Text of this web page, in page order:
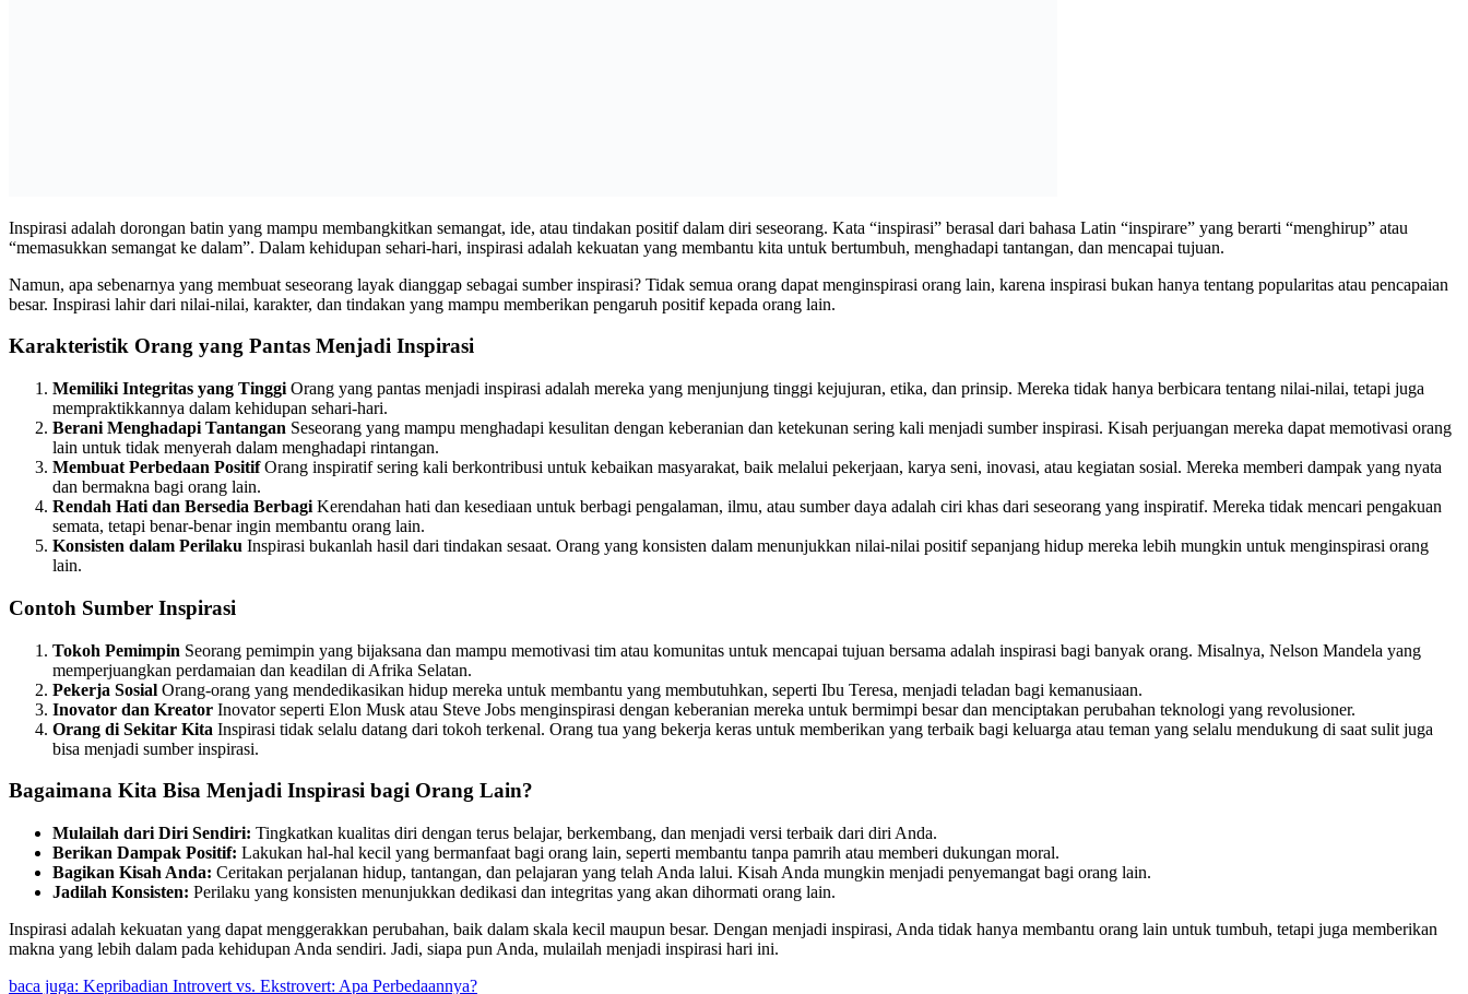
Inspirasi adalah dorongan batin yang mampu membangkitkan semangat, ide, atau tindakan positif dalam diri seseorang. Kata “inspirasi” berasal dari bahasa Latin “inspirare” yang berarti “menghirup” atau
“memasukkan semangat ke dalam”. Dalam kehidupan sehari-hari, inspirasi adalah kekuatan yang membantu kita untuk bertumbuh, menghadapi tantangan, dan mencapai tujuan.
Namun, apa sebenarnya yang membuat seseorang layak dianggap sebagai sumber inspirasi? Tidak semua orang dapat menginspirasi orang lain, karena inspirasi bukan hanya tentang popularitas atau pencapaian
besar. Inspirasi lahir dari nilai-nilai, karakter, dan tindakan yang mampu memberikan pengaruh positif kepada orang lain.
Karakteristik Orang yang Pantas Menjadi Inspirasi
Memiliki Integritas yang Tinggi Orang yang pantas menjadi inspirasi adalah mereka yang menjunjung tinggi kejujuran, etika, dan prinsip. Mereka tidak hanya berbicara tentang nilai-nilai, tetapi juga
mempraktikkannya dalam kehidupan sehari-hari.
Berani Menghadapi Tantangan Seseorang yang mampu menghadapi kesulitan dengan keberanian dan ketekunan sering kali menjadi sumber inspirasi. Kisah perjuangan mereka dapat memotivasi orang
lain untuk tidak menyerah dalam menghadapi rintangan.
Membuat Perbedaan PositifOrang inspiratif sering kali berkontribusi untuk kebaikan masyarakat, baik melalui pekerjaan, karya seni, inovasi, atau kegiatan sosial. Mereka memberi dampak yang nyata
dan bermakna bagi orang lain.
Rendah Hati dan Bersedia Berbagi Kerendahan hati dan kesediaan untuk berbagi pengalaman, ilmu, atau sumber daya adalah ciri khas dari seseorang yang inspiratif. Mereka tidak mencari pengakuan
semata, tetapi benar-benar ingin membantu orang lain.
Konsisten dalam Perilaku Inspirasi bukanlah hasil dari tindakan sesaat. Orang yang konsisten dalam menunjukkan nilai-nilai positif sepanjang hidup mereka lebih mungkin untuk menginspirasi orang
lain.
Contoh Sumber Inspirasi
Tokoh Pemimpin Seorang pemimpin yang bijaksana dan mampu memotivasi tim atau komunitas untuk mencapai tujuan bersama adalah inspirasi bagi banyak orang. Misalnya, Nelson Mandela yang
memperjuangkan perdamaian dan keadilan di Afrika Selatan.
Pekerja Sosial Orang-orang yang mendedikasikan hidup mereka untuk membantu yang membutuhkan, seperti Ibu Teresa, menjadi teladan bagi kemanusiaan.
Inovator dan Kreator Inovator seperti Elon Musk atau Steve Jobs menginspirasi dengan keberanian mereka untuk bermimpi besar dan menciptakan perubahan teknologi yang revolusioner.
Orang di Sekitar Kita Inspirasi tidak selalu datang dari tokoh terkenal. Orang tua yang bekerja keras untuk memberikan yang terbaik bagi keluarga atau teman yang selalu mendukung di saat sulit juga
bisa menjadi sumber inspirasi.
Bagaimana Kita Bisa Menjadi Inspirasi bagi Orang Lain?
Mulailah dari Diri Sendiri: Tingkatkan kualitas diri dengan terus belajar, berkembang, dan menjadi versi terbaik dari diri Anda.
Berikan Dampak Positif: Lakukan hal-hal kecil yang bermanfaat bagi orang lain, seperti membantu tanpa pamrih atau memberi dukungan moral.
Bagikan Kisah Anda: Ceritakan perjalanan hidup, tantangan, dan pelajaran yang telah Anda lalui. Kisah Anda mungkin menjadi penyemangat bagi orang lain.
Jadilah Konsisten: Perilaku yang konsisten menunjukkan dedikasi dan integritas yang akan dihormati orang lain.
Inspirasi adalah kekuatan yang dapat menggerakkan perubahan, baik dalam skala kecil maupun besar. Dengan menjadi inspirasi, Anda tidak hanya membantu orang lain untuk tumbuh, tetapi juga memberikan
makna yang lebih dalam pada kehidupan Anda sendiri. Jadi, siapa pun Anda, mulailah menjadi inspirasi hari ini.
baca juga: Kepribadian Introvert vs. Ekstrovert: Apa Perbedaannya?